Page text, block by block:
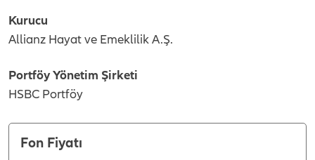
Kurucu
Allianz Hayat ve Emeklilik A.Ş.
Portföy Yönetim Şirketi
HSBC Portföy
Fon Fiyatı